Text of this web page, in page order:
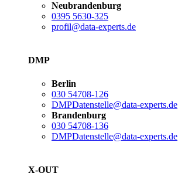
Neubrandenburg
0395 5630-325
profil@data-experts.de
DMP
Berlin
030 54708-126
DMPDatenstelle@data-experts.de
Brandenburg
030 54708-136
DMPDatenstelle@data-experts.de
X-OUT